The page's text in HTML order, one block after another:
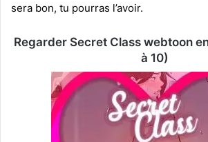
sera bon, tu pourras l’avoir.
Regarder Secret Class webtoon
à 10)